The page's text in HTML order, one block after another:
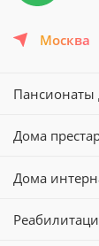
Москва
Дома
Дома